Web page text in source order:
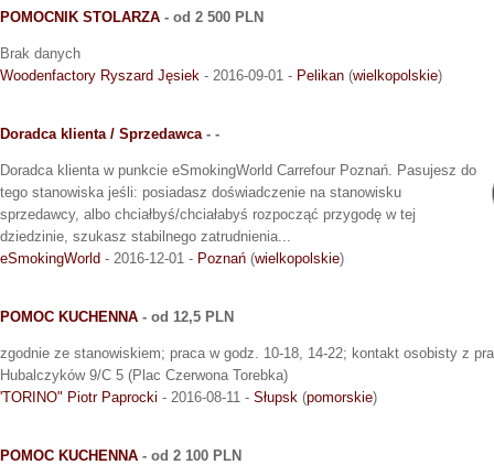
POMOCNIK STOLARZA - od 2 500 PLN
Brak danych
Woodenfactory Ryszard Jęsiek - 2016-09-01 - Pelikan (wielkopolskie)
Doradca klienta / Sprzedawca - -
Doradca klienta w punkcie eSmokingWorld Carrefour Poznań. Pasujesz do
tego stanowiska jeśli: posiadasz doświadczenie na stanowisku
sprzedawcy, albo chciałbyś/chciałabyś rozpocząć przygodę w tej
dziedzinie, szukasz stabilnego zatrudnienia...
eSmokingWorld - 2016-12-01 - Poznań (wielkopolskie)
POMOC KUCHENNA - od 12,5 PLN
zgodnie ze stanowiskiem; praca w godz. 10-18, 14-22; kontakt osobisty z
Hubalczyków 9/C 5 (Plac Czerwona Torebka)
'TORINO" Piotr Paprocki - 2016-08-11 - Słupsk (pomorskie)
POMOC KUCHENNA - od 2 100 PLN